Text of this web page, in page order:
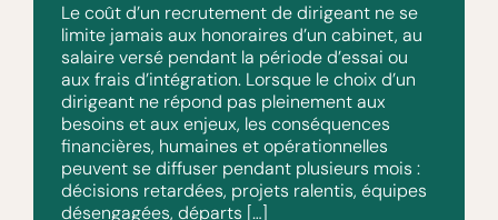
Le coût d’un recrutement de dirigeant ne se
limite jamais aux honoraires d’un cabinet, au
salaire versé pendant la période d’essai ou
aux frais d’intégration. Lorsque le choix d’un
dirigeant ne répond pas pleinement aux
besoins et aux enjeux, les conséquences
financières, humaines et opérationnelles
peuvent se diffuser pendant plusieurs mois :
décisions retardées, projets ralentis, équipes
désengagées, départs […]